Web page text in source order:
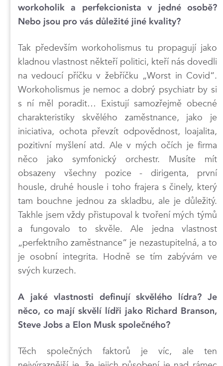
workoholik a perfekcionista v jedné osobě?
Nebo jsou pro vás důležité jiné kvality?
Tak především workoholismus tu propagují jako
kladnou vlastnost někteří politici, kteří nás dovedli
na vedoucí příčku v žebříčku „Worst in Covid“.
Workoholismus je nemoc a dobrý psychiatr by si
s ní měl poradit… Existují samozřejmě obecné
charakteristiky skvělého zaměstnance, jako je
iniciativa, ochota převzít odpovědnost, loajalita,
pozitivní myšlení atd. Ale v mých očích je firma
něco jako symfonický orchestr. Musíte mít
obsazeny všechny pozice - dirigenta, první
housle, druhé housle i toho frajera s činely, který
tam bouchne jednou za skladbu, ale je důležitý.
Takhle jsem vždy přistupoval k tvoření mých týmů
a fungovalo to skvěle. Ale jedna vlastnost
„perfektního zaměstnance“ je nezastupitelná, a to
je osobní integrita. Hodně se tím zabývám ve
svých kurzech.
A jaké vlastnosti definují skvělého lídra? Je
něco, co mají skvělí lídři jako Richard Branson,
Steve Jobs a Elon Musk společného?
Těch společných faktorů je víc, ale ten